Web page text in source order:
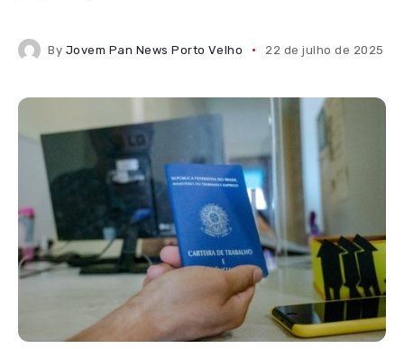
By Jovem Pan News Porto Velho 22 de julho de 2025